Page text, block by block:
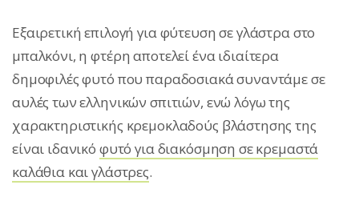
Εξαιρετική επιλογή για φύτευση σε γλάστρα στο
μπαλκόνι, η φτέρη αποτελεί ένα ιδιαίτερα
δημοφιλές φυτό που παραδοσιακά συναντάμε σε
αυλές των ελληνικών σπιτιών, ενώ λόγω της
χαρακτηριστικής κρεμοκλαδούς βλάστησης της
είναι ιδανικό φυτό για διακόσμηση σε κρεμαστά
καλάθια και γλάστρες.